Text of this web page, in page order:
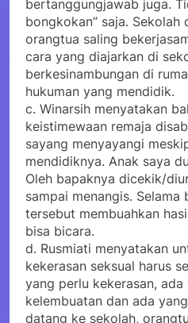
bertanggungjawab juga.
bongkokan” saja. Sekolah
orangtua saling
cara yang diajarkan di
berkesinambungan di
hukuman yang mendidik.
c. Winarsih menyatakan
keistimewaan remaja
sayang menyayangi
mendidiknya. Anak saya
Oleh bapaknya dicekik/
sampai menangis. Selama
tersebut membuahkan
bisa bicara.
d. Rusmiati menyatakan
kekerasan seksual harus
yang perlu kekerasan, ada
kelembuatan dan ada
datang ke sekolah,